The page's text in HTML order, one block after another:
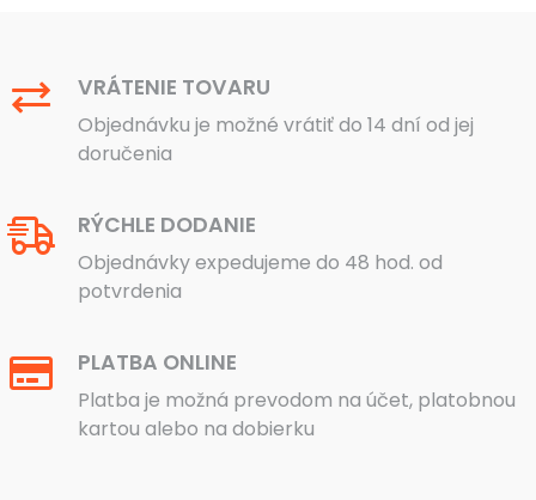
VRÁTENIE TOVARU
Objednávku je možné vrátiť do 14 dní od jej
doručenia
RÝCHLE DODANIE
Objednávky expedujeme do 48 hod. od
potvrdenia
PLATBA ONLINE
Platba je možná prevodom na účet, platobnou
kartou alebo na dobierku